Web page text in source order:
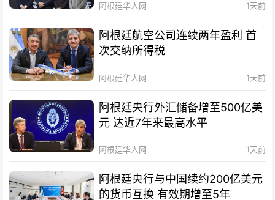
阿根廷华人网 1天前
阿根廷航空公司连续两年盈利 首
次交纳所得税
阿根廷华人网 1天前
阿根廷央行外汇储备增至500亿美
元 达近7年来最高水平
阿根廷华人网 1天前
阿根廷央行与中国续约200亿美元
的货币互换 有效期增至5年